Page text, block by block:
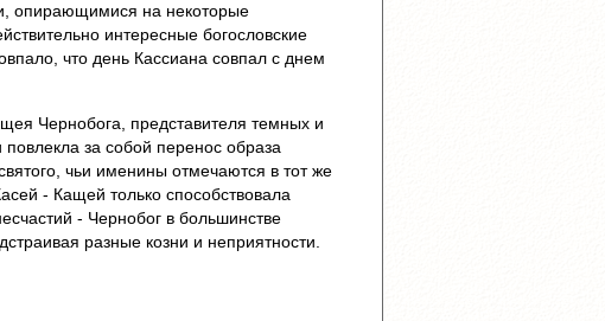
опирающимися на некоторые
интересные богословские
что день Кассиана совпал с днем
Чернобога, представителя темных и
за собой перенос образа
чьи именины отмечаются в тот же
- Кащей только способствовала
- Чернобог в большинстве
разные козни и неприятности.